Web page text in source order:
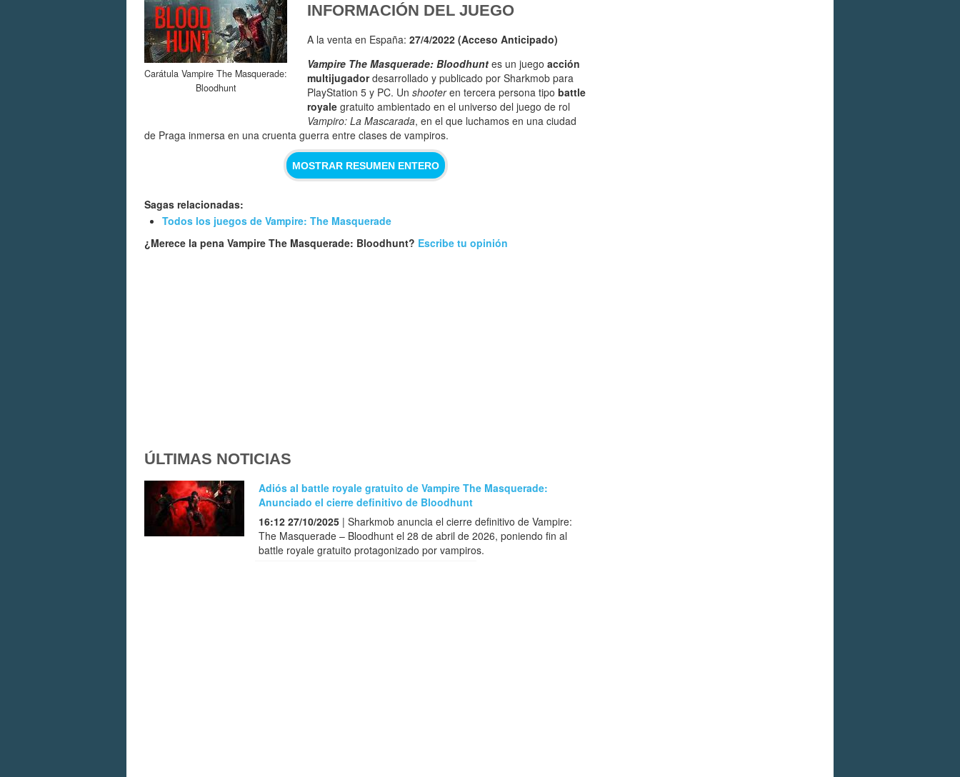
Carátula Vampire The Masquerade:
Bloodhunt
INFORMACIÓN DEL JUEGO
A la venta en España: 27/4/2022 (Acceso Anticipado)
Vampire The Masquerade: Bloodhunt es un juego acción
multijugadordesarrollado y publicado por Sharkmob para
PlayStation 5 y PC. Un shooteren tercera persona tipo battle
royale gratuito ambientado en el universo del juego de rol
Vampiro: La Mascarada, en el que luchamos en una ciudad
de Praga inmersa en una cruenta guerra entre clases de vampiros.
MOSTRAR RESUMEN ENTERO
Sagas relacionadas:
Todos los juegos de Vampire: The Masquerade
¿Merece la pena Vampire The Masquerade: Bloodhunt? Escribe tu opinión
ÚLTIMAS NOTICIAS
Adiós al battle royale gratuito de Vampire The Masquerade:
Anunciado el cierre definitivo de Bloodhunt
16:12 27/10/2025 | Sharkmob anuncia el cierre definitivo de Vampire:
The Masquerade – Bloodhunt el 28 de abril de 2026, poniendo fin al
battle royale gratuito protagonizado por vampiros.